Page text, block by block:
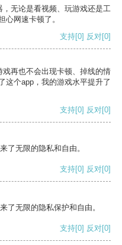
无论是看视频、玩游戏还是工
心网速卡顿了。
支持[0] 反对[0]
再也不会出现卡顿、掉线的情
这个app，我的游戏水平提升了
支持[0] 反对[0]
了无限的隐私和自由。
支持[0] 反对[0]
了无限的隐私保护和自由。
支持[0] 反对[0]